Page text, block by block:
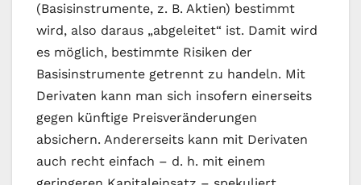
(Basisinstrumente, z. B. Aktien) bestimmt
wird, also daraus „abgeleitet“ ist. Damit wird
es möglich, bestimmte Risiken der
Basisinstrumente getrennt zu handeln. Mit
Derivaten kann man sich insofern einerseits
gegen künftige Preisveränderungen
absichern. Andererseits kann mit Derivaten
auch recht einfach – d. h. mit einem